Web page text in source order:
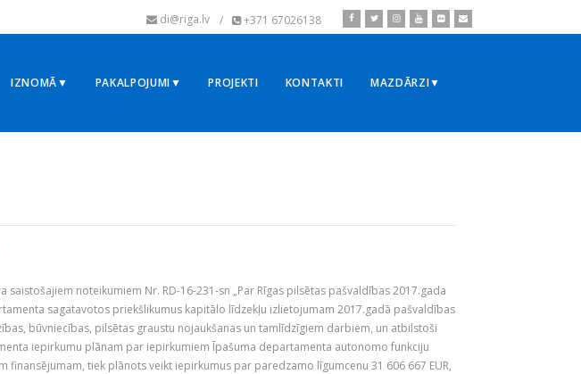
di@riga.lv / +371 67026138
IZNOMĀ▼ PAKALPOJUMI▼ PROJEKTI KONTAKTI MAZDĀRZI▼
saistošajiem noteikumiem Nr. RD-16-231-sn „Par Rīgas pilsētas pašvaldības 2017.gada
sagatavotos priekšlikumus kapitālo līdzekļu izlietojumam 2017.gadā pašvaldības
būvniecības, pilsētas graustu nojaukšanas un tamlīdzīgiem darbiem, un atbilstoši
iepirkumu plānam par iepirkumiem Īpašuma departamenta autonomo funkciju
tiek plānots veikt iepirkumus par paredzamo līgumcenu 31 606 667 EUR,